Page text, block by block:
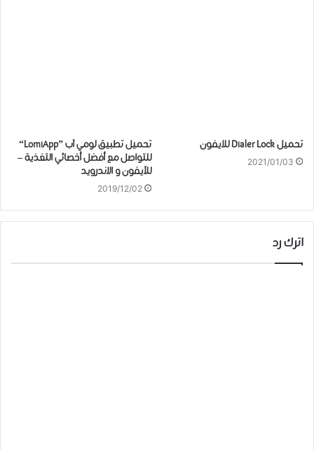
تحميل Dialer Lock للايفون
2021/01/03
تحميل ﺗﻄﺒﻴﻖ ﻟﻮمي ﺁﺏ ”LomiApp“
للتواصل مع ﺃﻓﻀﻞ ﺃﺧﺼﺎﺋﻲ ﺍﻟﺘﻐﺬﻳﺔ –
للآيفون و الاندرويد
2019/12/02
اترك رد